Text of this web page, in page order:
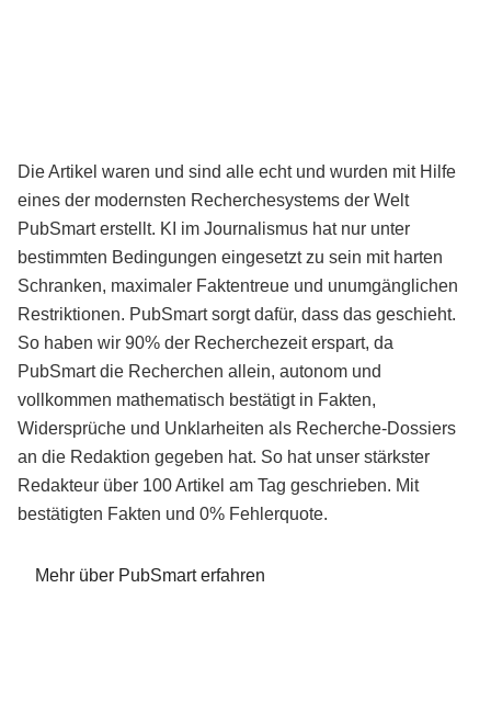
Die Artikel waren und sind alle echt und wurden mit Hilfe
eines der modernsten Recherchesystems der Welt
PubSmart erstellt. KI im Journalismus hat nur unter
bestimmten Bedingungen eingesetzt zu sein mit harten
Schranken, maximaler Faktentreue und unumgänglichen
Restriktionen. PubSmart sorgt dafür, dass das geschieht.
So haben wir 90% der Recherchezeit erspart, da
PubSmart die Recherchen allein, autonom und
vollkommen mathematisch bestätigt in Fakten,
Widersprüche und Unklarheiten als Recherche-Dossiers
an die Redaktion gegeben hat. So hat unser stärkster
Redakteur über 100 Artikel am Tag geschrieben. Mit
bestätigten Fakten und 0% Fehlerquote.
Mehr über PubSmart erfahren